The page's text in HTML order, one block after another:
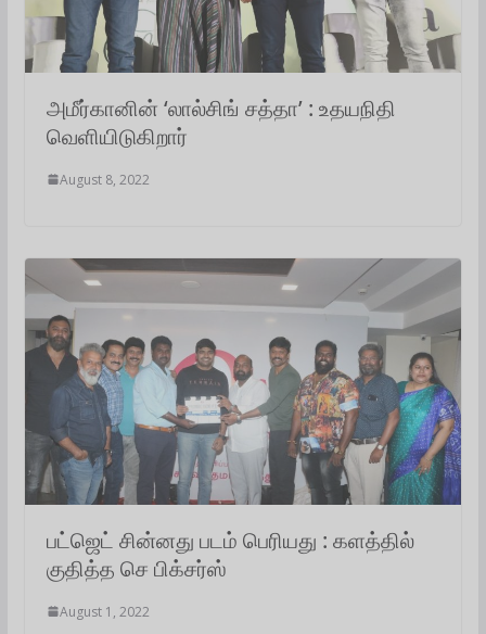
அமீர்கானின் ‘லால்சிங் சத்தா’ : உதயநிதி
வெளியிடுகிறார்
August 8, 2022
பட்ஜெட் சின்னது படம் பெரியது : களத்தில்
குதித்த செ பிக்சர்ஸ்
August 1, 2022